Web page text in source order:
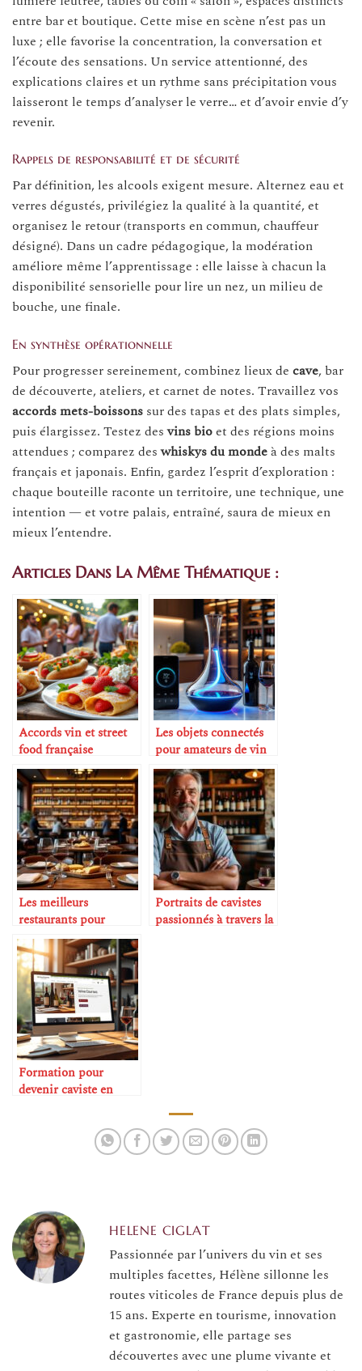
entre bar et boutique. Cette mise en scène n’est pas un
luxe ; elle favorise la concentration, la conversation et
l’écoute des sensations. Un service attentionné, des
explications claires et un rythme sans précipitation vous
laisseront le temps d’analyser le verre… et d’avoir envie d’y
revenir.
Rappels de responsabilité et de sécurité
Par définition, les alcools exigent mesure. Alternez eau et
verres dégustés, privilégiez la qualité à la quantité, et
organisez le retour (transports en commun, chauffeur
désigné). Dans un cadre pédagogique, la modération
améliore même l’apprentissage : elle laisse à chacun la
disponibilité sensorielle pour lire un nez, un milieu de
bouche, une finale.
En synthèse opérationnelle
Pour progresser sereinement, combinez lieux de cave, bar
de découverte, ateliers, et carnet de notes. Travaillez vos
accords mets-boissons sur des tapas et des plats simples,
puis élargissez. Testez desvins bioet des régions moins
attendues ; comparez deswhiskys du mondeà des malts
français et japonais. Enfin, gardez l’esprit d’exploration :
chaque bouteille raconte un territoire, une technique, une
intention — et votre palais, entraîné, saura de mieux en
mieux l’entendre.
Articles Dans La Même Thématique :
Accords vin et street
food française
Les objets connectés
pour amateurs de vin
Les meilleurs
restaurants pour
amateurs de vin
Portraits de cavistes
passionnés à travers la
Formation pour
devenir caviste en
HELENE CIGLAT
Passionnée par l’univers du vin et ses
multiples facettes, Hélène sillonne les
routes viticoles de France depuis plus de
15 ans. Experte en tourisme, innovation
et gastronomie, elle partage ses
découvertes avec une plume vivante et